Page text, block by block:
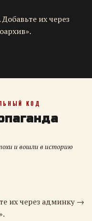
их через
КОД
и вошли в историю
их через админку →